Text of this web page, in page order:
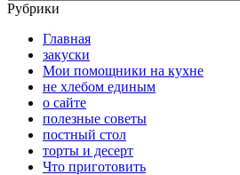
Рубрики
Главная
закуски
Мои помощники на кухне
не хлебом единым
о сайте
полезные советы
постный стол
торты и десерт
Что приготовить